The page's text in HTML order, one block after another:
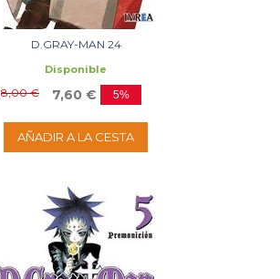
D.GRAY-MAN 24
Disponible
8,00 € 7,60 € 5%
AÑADIR A LA CESTA